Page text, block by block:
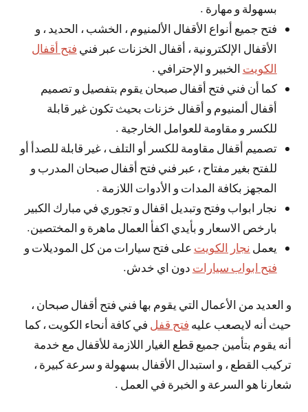
بسهولة و مهارة .
فتح جميع أنواع الأقفال الألمنيوم ، الخشب ، الحديد ، و
الأقفال الإلكترونية ، أقفال الخزنات عبر فني فتح أقفال
الكويت الخبير و الإحترافي .
كما أن فني فتح أقفال صبحان يقوم بتفصيل و تصميم
أقفال ألمنيوم و أقفال خزنات بحيث تكون غير قابلة
للكسر و مقاومة للعوامل الخارجية .
تصميم أقفال مقاومة للكسر أو التلف ، غير قابلة للصدأ أو
للفتح بغير مفتاح ، عبر فني فتح أقفال صبحان المدرب و
المجهز بكافة المدات و الأدوات اللازمة .
نجار ابواب وفتح وتبديل اقفال و تجوري في مبارك الكبير
بارخص الاسعار و بأيدي اكفأ العمال ماهرة و المختصين.
يعمل نجار الكويت على فتح سيارات من كل الموديلات و
فتح ابواب سيارات دون اي خدش.
و العديد من الأعمال التي يقوم بها فني فتح أقفال صبحان ،
حيث أنه لايصعب عليه فتح قفل في كافة أنحاء الكويت ، كما
أنه يقوم بتأمين جميع قطع الغيار اللازمة للأقفال مع خدمة
تركيب القطع ، و استبدال الأقفال بسهولة و سرعة كبيرة ،
شعارنا هو السرعة و الخبرة في العمل .